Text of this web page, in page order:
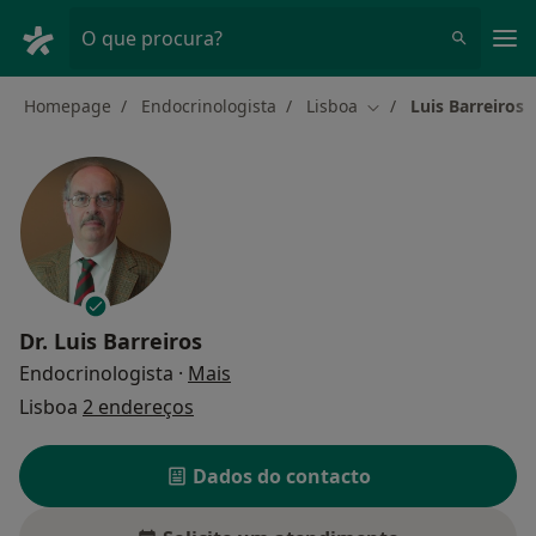
O que procura?
Homepage Endocrinologista Lisboa Mudar de cidade
Luis Barreiros
Dr. Luis Barreiros
Endocrinologista · Mais
Lisboa 2 endereços
Dados do contacto